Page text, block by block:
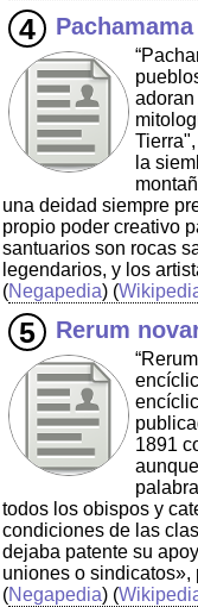
Pachamama
adoran
la
una deidad siempre
propio poder creativo
santuarios son rocas
legendarios, y los
(Negapedia) (
Rerum
1891
todos los obispos y
condiciones de las
dejaba patente su
uniones o
(Negapedia) (